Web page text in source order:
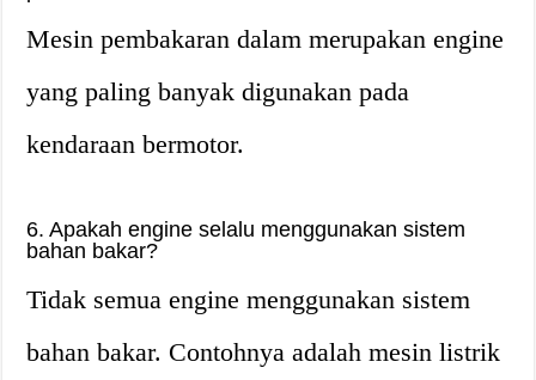
Mesin pembakaran dalam merupakan engine
yang paling banyak digunakan pada
kendaraan bermotor.
6. Apakah engine selalu menggunakan sistem
bahan bakar?
Tidak semua engine menggunakan sistem
bahan bakar. Contohnya adalah mesin listrik